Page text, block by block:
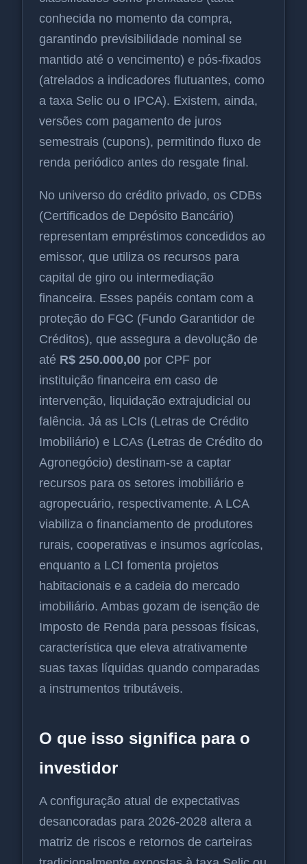
conhecida no momento da compra,
garantindo previsibilidade nominal se
mantido até o vencimento) e pós-fixados
(atrelados a indicadores flutuantes, como
a taxa Selic ou o IPCA). Existem, ainda,
versões com pagamento de juros
semestrais (cupons), permitindo fluxo de
renda periódico antes do resgate final.
No universo do crédito privado, os CDBs
(Certificados de Depósito Bancário)
representam empréstimos concedidos ao
emissor, que utiliza os recursos para
capital de giro ou intermediação
financeira. Esses papéis contam com a
proteção do FGC (Fundo Garantidor de
Créditos), que assegura a devolução de
até R$ 250.000,00 por CPF por
instituição financeira em caso de
intervenção, liquidação extrajudicial ou
falência. Já as LCIs (Letras de Crédito
Imobiliário) e LCAs (Letras de Crédito do
Agronegócio) destinam-se a captar
recursos para os setores imobiliário e
agropecuário, respectivamente. A LCA
viabiliza o financiamento de produtores
rurais, cooperativas e insumos agrícolas,
enquanto a LCI fomenta projetos
habitacionais e a cadeia do mercado
imobiliário. Ambas gozam de isenção de
Imposto de Renda para pessoas físicas,
característica que eleva atrativamente
suas taxas líquidas quando comparadas
a instrumentos tributáveis.
O que isso significa para o
investidor
A configuração atual de expectativas
desancoradas para 2026-2028 altera a
matriz de riscos e retornos de carteiras